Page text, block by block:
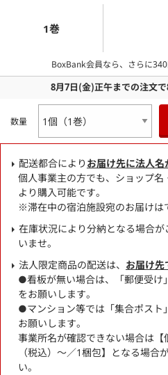
1巻
BoxBank会員なら、さらに340
8月7日(金)正午までの注文で
数量
配送都合により お届け先に法人名
個人事業主の方でも、ショップ
より購入可能です。
※滞在中の宿泊施設宛のお届けは
在庫状況により分納となる場合
いませ。
法人限定商品の配送は、 お届け
●看板が無い場合は、「郵便受け
をお願いします。
●マンション等では「集合ポスト
お願いします。
事業所名が確認できない場合は
（税込）～／1梱包】となる場合
い。